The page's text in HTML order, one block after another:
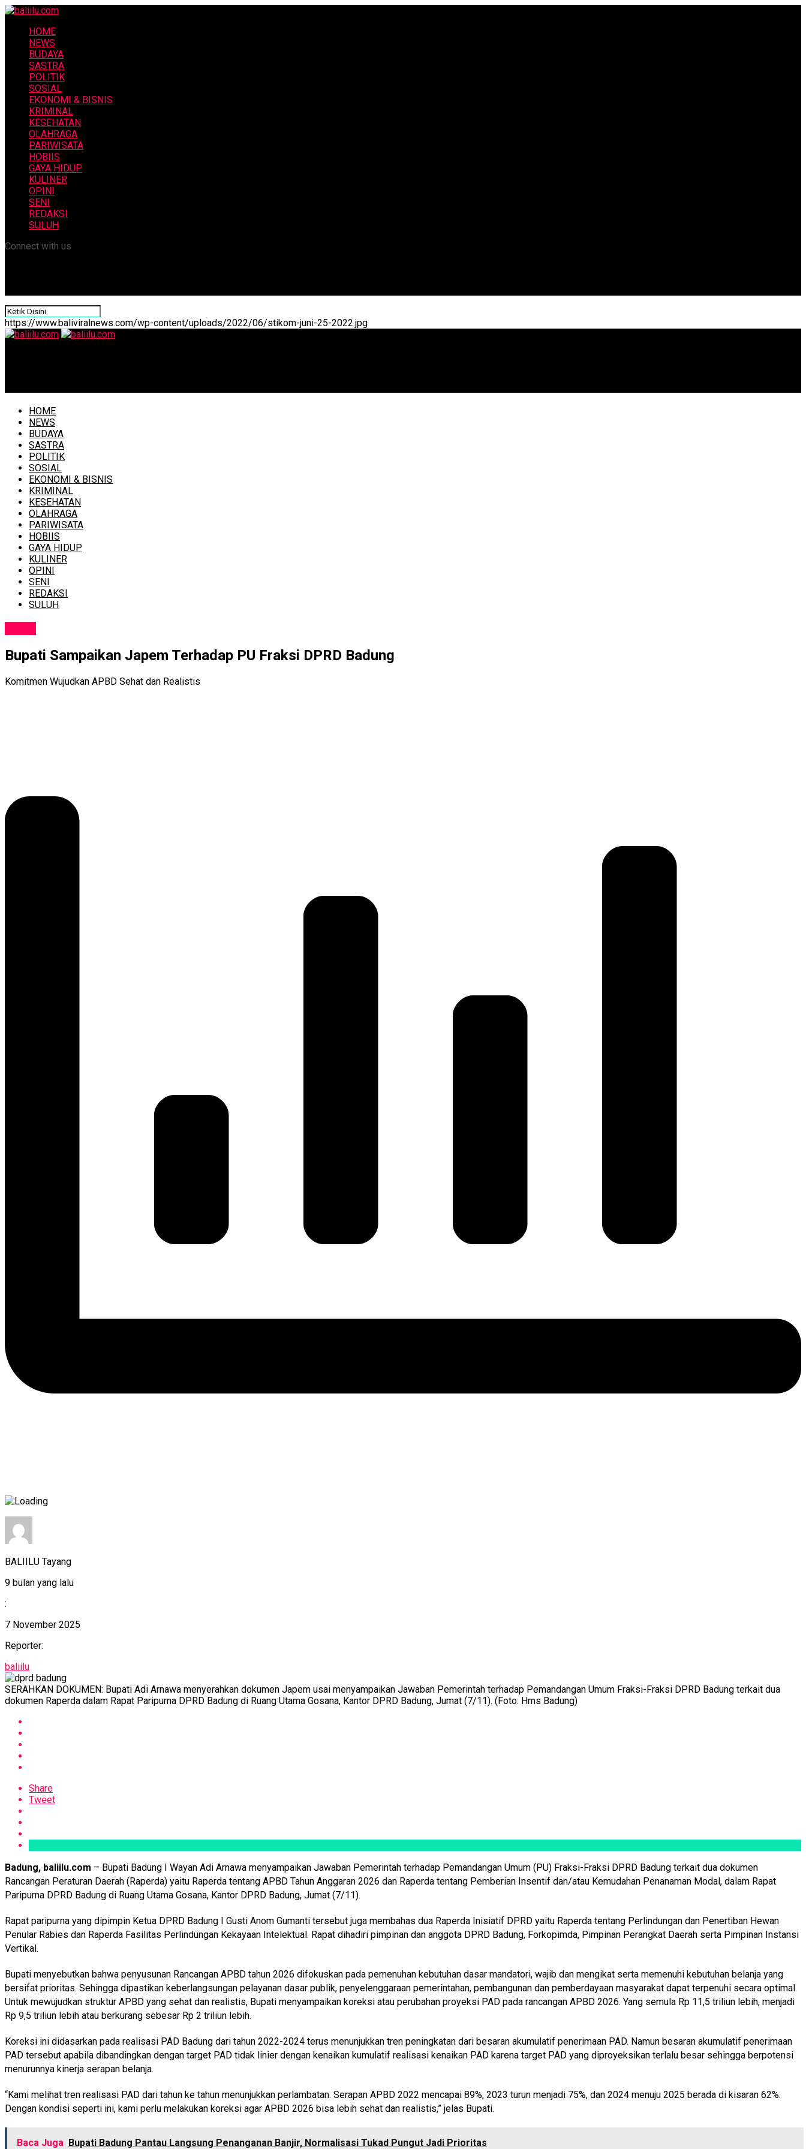
HOME
NEWS
BUDAYA
SASTRA
POLITIK
SOSIAL
EKONOMI & BISNIS
KRIMINAL
KESEHATAN
OLAHRAGA
PARIWISATA
HOBIIS
GAYA HIDUP
KULINER
OPINI
SENI
REDAKSI
SULUH
Connect with us
https://www.baliviralnews.com/wp-content/uploads/2022/06/stikom-juni-25-2022.jpg
HOME
NEWS
BUDAYA
SASTRA
POLITIK
SOSIAL
EKONOMI & BISNIS
KRIMINAL
KESEHATAN
OLAHRAGA
PARIWISATA
HOBIIS
GAYA HIDUP
KULINER
OPINI
SENI
REDAKSI
SULUH
Bupati Sampaikan Japem Terhadap PU Fraksi DPRD Badung
Komitmen Wujudkan APBD Sehat dan Realistis
BALIILU Tayang
9 bulan yang lalu
:
7 November 2025
Reporter:
baliilu
SERAHKAN DOKUMEN: Bupati Adi Arnawa menyerahkan dokumen Japem usai menyampaikan Jawaban Pemerintah terhadap Pemandangan Umum Fraksi-Fraksi DPRD Badung terkait dua
dokumen Raperda dalam Rapat Paripurna DPRD Badung di Ruang Utama Gosana, Kantor DPRD Badung, Jumat (7/11). (Foto: Hms Badung)
Share
Tweet
Badung, baliilu.com – Bupati Badung I Wayan Adi Arnawa menyampaikan Jawaban Pemerintah terhadap Pemandangan Umum (PU) Fraksi-Fraksi DPRD Badung terkait dua dokumen
Rancangan Peraturan Daerah (Raperda) yaitu Raperda tentang APBD Tahun Anggaran 2026 dan Raperda tentang Pemberian Insentif dan/atau Kemudahan Penanaman Modal, dalam Rapat
Paripurna DPRD Badung di Ruang Utama Gosana, Kantor DPRD Badung, Jumat (7/11).
Rapat paripurna yang dipimpin Ketua DPRD Badung I Gusti Anom Gumanti tersebut juga membahas dua Raperda Inisiatif DPRD yaitu Raperda tentang Perlindungan dan Penertiban Hewan
Penular Rabies dan Raperda Fasilitas Perlindungan Kekayaan Intelektual. Rapat dihadiri pimpinan dan anggota DPRD Badung, Forkopimda, Pimpinan Perangkat Daerah serta Pimpinan Instansi
Vertikal.
Bupati menyebutkan bahwa penyusunan Rancangan APBD tahun 2026 difokuskan pada pemenuhan kebutuhan dasar mandatori, wajib dan mengikat serta memenuhi kebutuhan belanja yang
bersifat prioritas. Sehingga dipastikan keberlangsungan pelayanan dasar publik, penyelenggaraan pemerintahan, pembangunan dan pemberdayaan masyarakat dapat terpenuhi secara optimal.
Untuk mewujudkan struktur APBD yang sehat dan realistis, Bupati menyampaikan koreksi atau perubahan proyeksi PAD pada rancangan APBD 2026. Yang semula Rp 11,5 triliun lebih, menjadi
Rp 9,5 triliun lebih atau berkurang sebesar Rp 2 triliun lebih.
Koreksi ini didasarkan pada realisasi PAD Badung dari tahun 2022-2024 terus menunjukkan tren peningkatan dari besaran akumulatif penerimaan PAD. Namun besaran akumulatif penerimaan
PAD tersebut apabila dibandingkan dengan target PAD tidak linier dengan kenaikan kumulatif realisasi kenaikan PAD karena target PAD yang diproyeksikan terlalu besar sehingga berpotensi
menurunnya kinerja serapan belanja.
“Kami melihat tren realisasi PAD dari tahun ke tahun menunjukkan perlambatan. Serapan APBD 2022 mencapai 89%, 2023 turun menjadi 75%, dan 2024 menuju 2025 berada di kisaran 62%.
Dengan kondisi seperti ini, kami perlu melakukan koreksi agar APBD 2026 bisa lebih sehat dan realistis,” jelas Bupati.
Baca Juga Bupati Badung Pantau Langsung Penanganan Banjir, Normalisasi Tukad Pungut Jadi Prioritas